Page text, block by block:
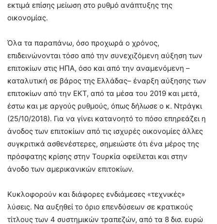
εκτιμά επίσης μείωση στο ρυθμό ανάπτυξης της
οικονομίας.
Όλα τα παραπάνω, όσο προχωρά ο χρόνος,
επιδεινώνονται τόσο από την συνεχιζόμενη αύξηση των
επιτοκίων στις ΗΠΑ, όσο και από την αναμενόμενη –
καταλυτική σε βάρος της Ελλάδας– έναρξη αύξησης των
επιτοκίων από την ΕΚΤ, από τα μέσα του 2019 και μετά,
έστω και με αργούς ρυθμούς, όπως δήλωσε ο κ. Ντράγκι
(25/10/2018). Για να γίνει κατανοητό το πόσο επηρεάζει η
άνοδος των επιτοκίων από τις ισχυρές οικονομίες άλλες
συγκριτικά ασθενέστερες, σημειώστε ότι ένα μέρος της
πρόσφατης κρίσης στην Τουρκία οφείλεται και στην
άνοδο των αμερικανικών επιτοκίων.
Κυκλοφορούν και διάφορες ενδιάμεσες «τεχνικές»
λύσεις. Να αυξηθεί το όριο επενδύσεων σε κρατικούς
τίτλους των 4 συστημικών τραπεζών, από τα 8 δισ. ευρώ